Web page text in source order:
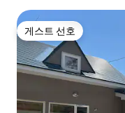
게스트 선호
게스트 선호